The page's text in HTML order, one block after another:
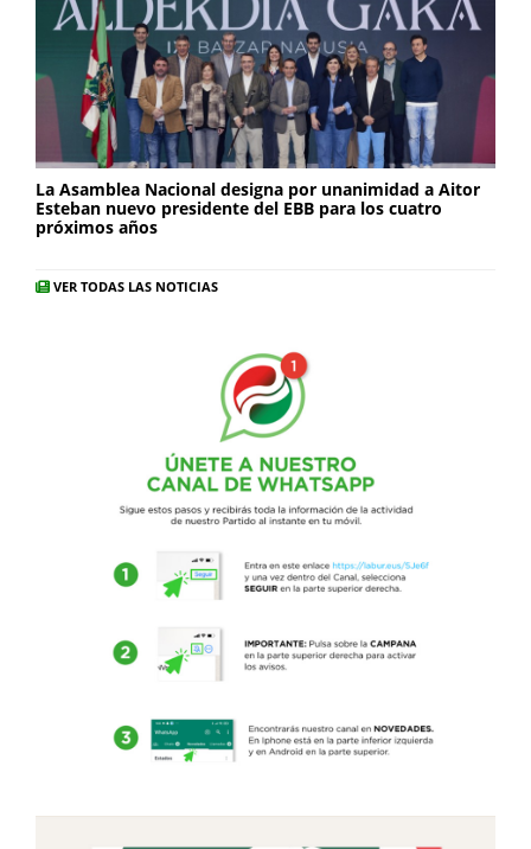
La Asamblea Nacional designa por unanimidad a Aitor
Esteban nuevo presidente del EBB para los cuatro
próximos años
VER TODAS LAS NOTICIAS